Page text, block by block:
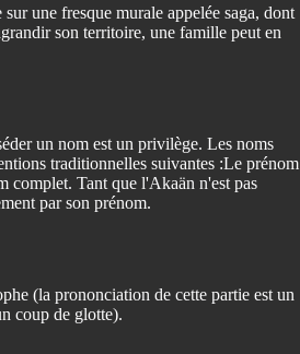
une fresque murale appelée saga, dont
son territoire, une famille peut en
un nom est un privilège. Les noms
traditionnelles suivantes :Le prénom
complet. Tant que l'Akaän n'est pas
par son prénom.
(la prononciation de cette partie est un
coup de glotte).